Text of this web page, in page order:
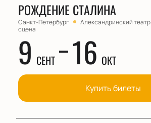
РОЖДЕНИЕ СТАЛИНА
Санкт-Петербург Александринский театр
сцена
9 СЕНТ 16 ОКТ
Купить билеты